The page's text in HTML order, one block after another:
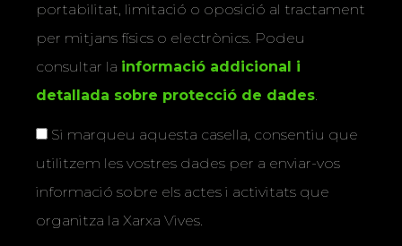
portabilitat, limitació o oposició al tractament
per mitjans físics o electrònics. Podeu
consultar la informació addicional i
detallada sobre protecció de dades.
Si marqueu aquesta casella, consentiu que
utilitzem les vostres dades per a enviar-vos
informació sobre els actes i activitats que
organitza la Xarxa Vives.